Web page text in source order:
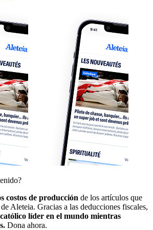
costos de producción de los artículos que
Aleteia. Gracias a las deducciones fiscales,
líder en el mundo mientras
Dona ahora.